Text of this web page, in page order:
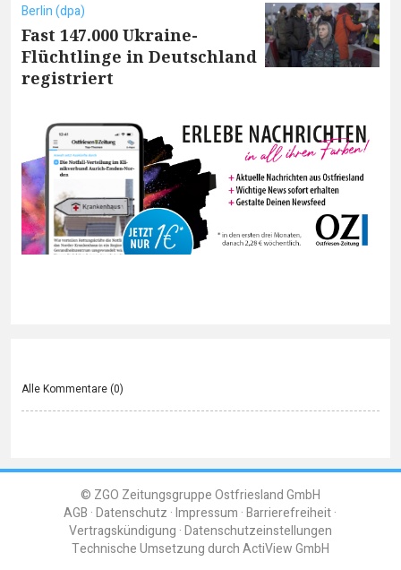
Berlin (dpa)
Fast 147.000 Ukraine-
Flüchtlinge in Deutschland
registriert
Alle Kommentare (0)
© ZGO Zeitungsgruppe Ostfriesland GmbH
AGB Datenschutz Impressum Barrierefreiheit
Vertragskündigung Datenschutzeinstellungen
Technische Umsetzung durchActiView GmbH